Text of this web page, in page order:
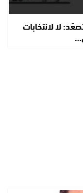
لا لانتخابات